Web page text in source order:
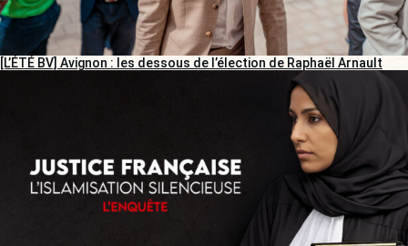
[L’ÉTÉ BV] Avignon : les dessous de l’élection de Raphaël Arnault